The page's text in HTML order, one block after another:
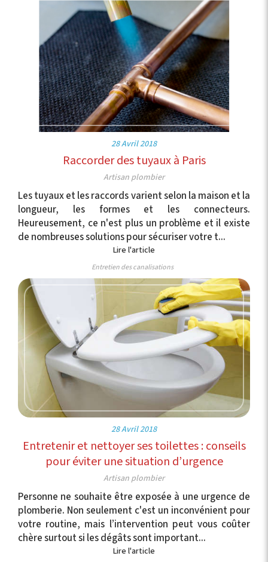
28 Avril 2018
Raccorder des tuyaux à Paris
Artisan plombier
Les tuyaux et les raccords varient selon la maison et la
longueur, les formes et les connecteurs.
Heureusement, ce n'est plus un problème et il existe
de nombreuses solutions pour sécuriser votre t...
Lire l'article
Entretien des canalisations
28 Avril 2018
Entretenir et nettoyer ses toilettes : conseils
pour éviter une situation d’urgence
Artisan plombier
Personne ne souhaite être exposée à une urgence de
plomberie. Non seulement c'est un inconvénient pour
votre routine, mais l’intervention peut vous coûter
chère surtout si les dégâts sont important...
Lire l'article